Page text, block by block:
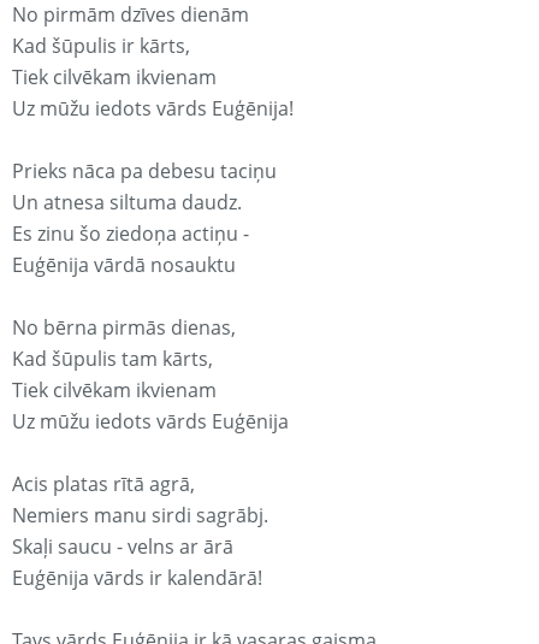
No pirmām dzīves dienām
Kad šūpulis ir kārts,
Tiek cilvēkam ikvienam
Uz mūžu iedots vārds Euģēnija!
Prieks nāca pa debesu taciņu
Un atnesa siltuma daudz.
Es zinu šo ziedoņa actiņu -
Euģēnija vārdā nosauktu
No bērna pirmās dienas,
Kad šūpulis tam kārts,
Tiek cilvēkam ikvienam
Uz mūžu iedots vārds Euģēnija
Acis platas rītā agrā,
Nemiers manu sirdi sagrābj.
Skaļi saucu - velns ar ārā
Euģēnija vārds ir kalendārā!